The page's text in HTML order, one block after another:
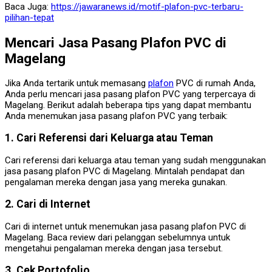
Baca Juga: https://jawaranews.id/motif-plafon-pvc-terbaru-
pilihan-tepat
Mencari Jasa Pasang Plafon PVC di
Magelang
Jika Anda tertarik untuk memasang plafon PVC di rumah Anda,
Anda perlu mencari jasa pasang plafon PVC yang terpercaya di
Magelang. Berikut adalah beberapa tips yang dapat membantu
Anda menemukan jasa pasang plafon PVC yang terbaik:
1. Cari Referensi dari Keluarga atau Teman
Cari referensi dari keluarga atau teman yang sudah menggunakan
jasa pasang plafon PVC di Magelang. Mintalah pendapat dan
pengalaman mereka dengan jasa yang mereka gunakan.
2. Cari di Internet
Cari di internet untuk menemukan jasa pasang plafon PVC di
Magelang. Baca review dari pelanggan sebelumnya untuk
mengetahui pengalaman mereka dengan jasa tersebut.